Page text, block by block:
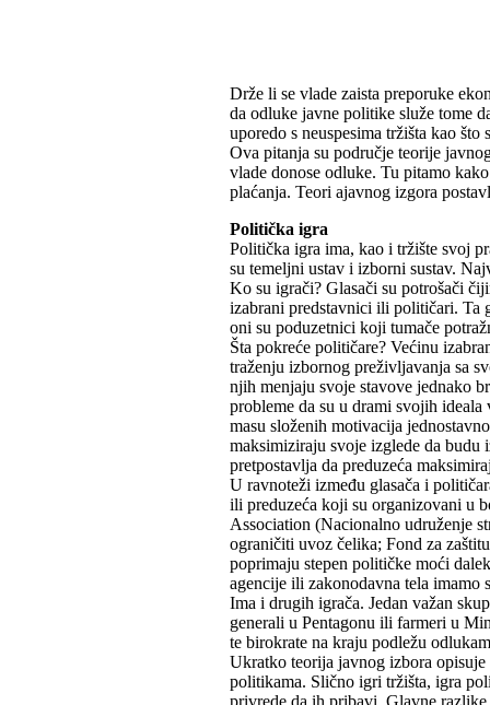
Drže li se vlade zaista preporuke
da odluke javne politike služe tome
uporedo s neuspesima tržišta kao
Ova pitanja su područje teorije
vlade donose odluke. Tu pitamo
plaćanja. Teori ajavnog izgora
Politička igra
Politička igra ima, kao i tržište svoj
su temeljni ustav i izborni sustav.
Ko su igrači? Glasači su potrošači
izabrani predstavnici ili političari. Ta
oni su poduzetnici koji tumače
Šta pokreće političare? Većinu
traženju izbornog preživljavanja sa
njih menjaju svoje stavove jednako
probleme da su u drami svojih
masu složenih motivacija
maksimiziraju svoje izglede da budu
pretpostavlja da preduzeća
U ravnoteži između glasača i
ili preduzeća koji su organizovani u
Association (Nacionalno udruženje
ograničiti uvoz čelika; Fond za
poprimaju stepen političke moći
agencije ili zakonodavna tela imamo
Ima i drugih igrača. Jedan važan
generali u Pentagonu ili farmeri u
te birokrate na kraju podležu
Ukratko teorija javnog izbora
politikama. Slično igri tržišta, igra